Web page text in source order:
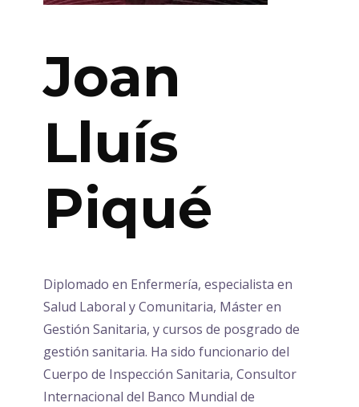
Joan
Lluís
Piqué
Diplomado en Enfermería, especialista en
Salud Laboral y Comunitaria, Máster en
Gestión Sanitaria, y cursos de posgrado de
gestión sanitaria. Ha sido funcionario del
Cuerpo de Inspección Sanitaria, Consultor
Internacional del Banco Mundial de